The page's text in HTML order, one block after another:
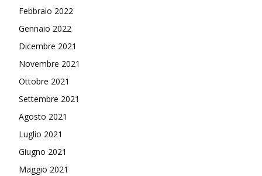
Febbraio 2022
Gennaio 2022
Dicembre 2021
Novembre 2021
Ottobre 2021
Settembre 2021
Agosto 2021
Luglio 2021
Giugno 2021
Maggio 2021